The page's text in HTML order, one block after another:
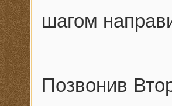
шагом
Позвонив